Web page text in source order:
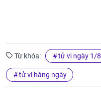
Từ khóa: tử vi ngày 1/8
tử vi hàng ngày